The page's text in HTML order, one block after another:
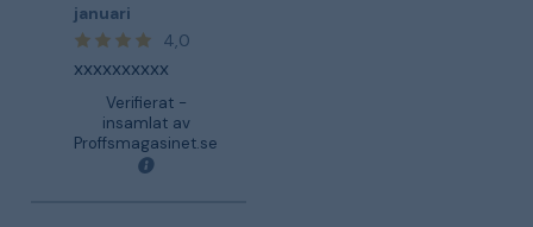
januari
4,0
xxxxxxxxxx
Verifierat -
insamlat av
Proffsmagasinet.se